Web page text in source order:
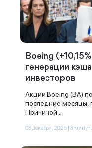
Boeing
генерации
инвесторов
Акции Boeing (BA)
последние месяцы,
Причиной...
03 декабря, 2025 | 3